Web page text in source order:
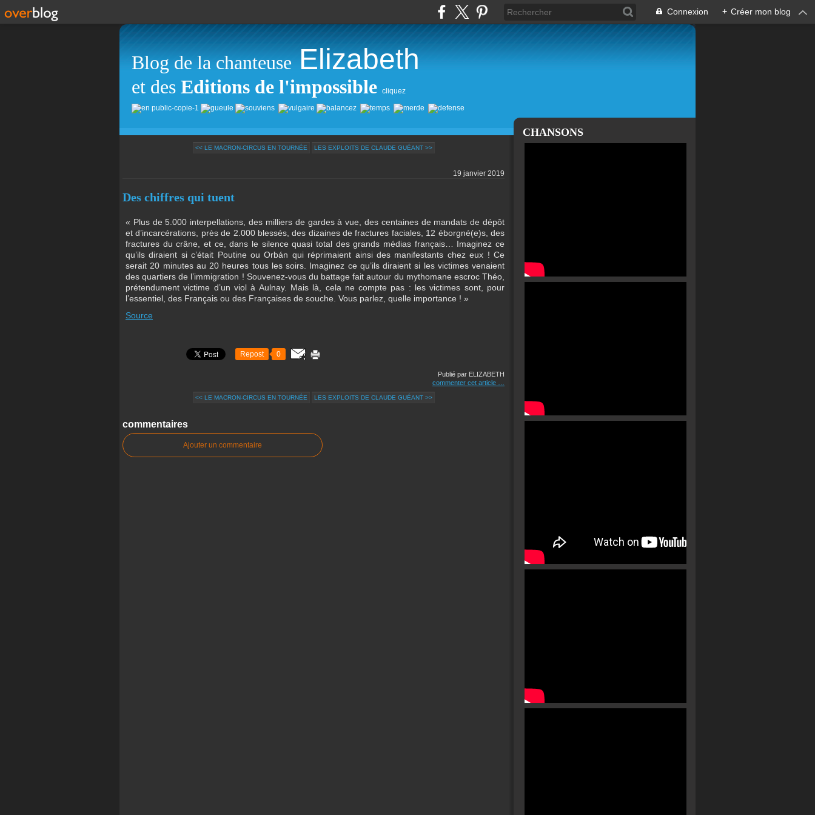
Connexion + Créer mon blog
Blog de la chanteuse Elizabeth
et des Editions de l'impossible cliquez
<< LE MACRON-CIRCUS EN TOURNÉE LES EXPLOITS DE CLAUDE GUÉANT >>
19 janvier 2019
Des chiffres qui tuent
« Plus de 5.000 interpellations, des milliers de gardes à vue, des centaines de mandats de dépôt
et d’incarcérations, près de 2.000 blessés, des dizaines de fractures faciales, 12 éborgné(e)s, des
fractures du crâne, et ce, dans le silence quasi total des grands médias français… Imaginez ce
qu’ils diraient si c’était Poutine ou Orbán qui réprimaient ainsi des manifestants chez eux ! Ce
serait 20 minutes au 20 heures tous les soirs. Imaginez ce qu’ils diraient si les victimes venaient
des quartiers de l’immigration ! Souvenez-vous du battage fait autour du mythomane escroc Théo,
prétendument victime d’un viol à Aulnay. Mais là, cela ne compte pas : les victimes sont, pour
l’essentiel, des Français ou des Françaises de souche. Vous parlez, quelle importance ! »
Source
Repost 0
Publié par ELIZABETH
commenter cet article
<< LE MACRON-CIRCUS EN TOURNÉE LES EXPLOITS DE CLAUDE GUÉANT >>
commentaires
Ajouter un commentaire
CHANSONS